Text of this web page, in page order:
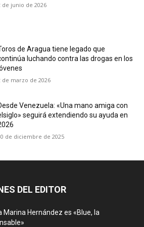
de junio de 2026
de Aragua tiene legado que
luchando contra las drogas en los
de marzo de 2026
Venezuela: «Una mano amiga con
seguirá extendiendo su ayuda en
de diciembre de 2025
DEL EDITOR
Marina Hernández es «Blue, la